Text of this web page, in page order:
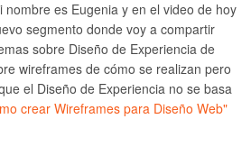
nombre es Eugenia y en el video de hoy
segmento donde voy a compartir
sobre Diseño de Experiencia de
wireframes de cómo se realizan pero
el Diseño de Experiencia no se basa
crear Wireframes para Diseño Web"